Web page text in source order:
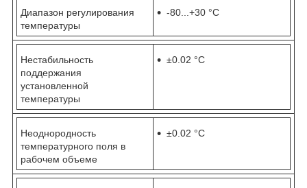
Диапазон регулирования
температуры
-80...+30 °С
Нестабильность
поддержания
установленной
температуры
±0.02 °С
Неоднородность
температурного поля в
рабочем объеме
±0.02 °С